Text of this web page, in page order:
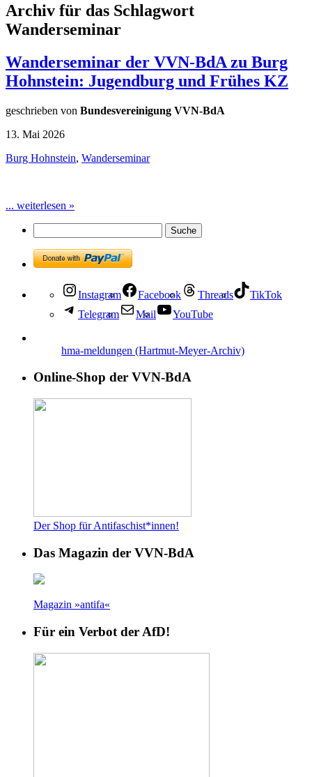
Archiv für das Schlagwort
Wanderseminar
Wanderseminar der VVN-BdA zu Burg
Hohnstein: Jugendburg und Frühes KZ
geschrieben von Bundesvereinigung VVN-BdA
13. Mai 2026
Burg Hohnstein, Wanderseminar
... weiterlesen »
Instagram Facebook Threads
TikTok
Telegram
Mail YouTube
hma-meldungen (Hartmut-Meyer-Archiv)
Online-Shop der VVN-BdA
Der Shop für Antifaschist*innen!
Das Magazin der VVN-BdA
Magazin »antifa«
Für ein Verbot der AfD!